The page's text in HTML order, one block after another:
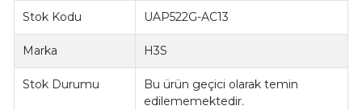
Stok Kodu UAP522G-AC13
Marka H3S
Stok Durumu
Bu ürün geçici olarak temin
edilememektedir.